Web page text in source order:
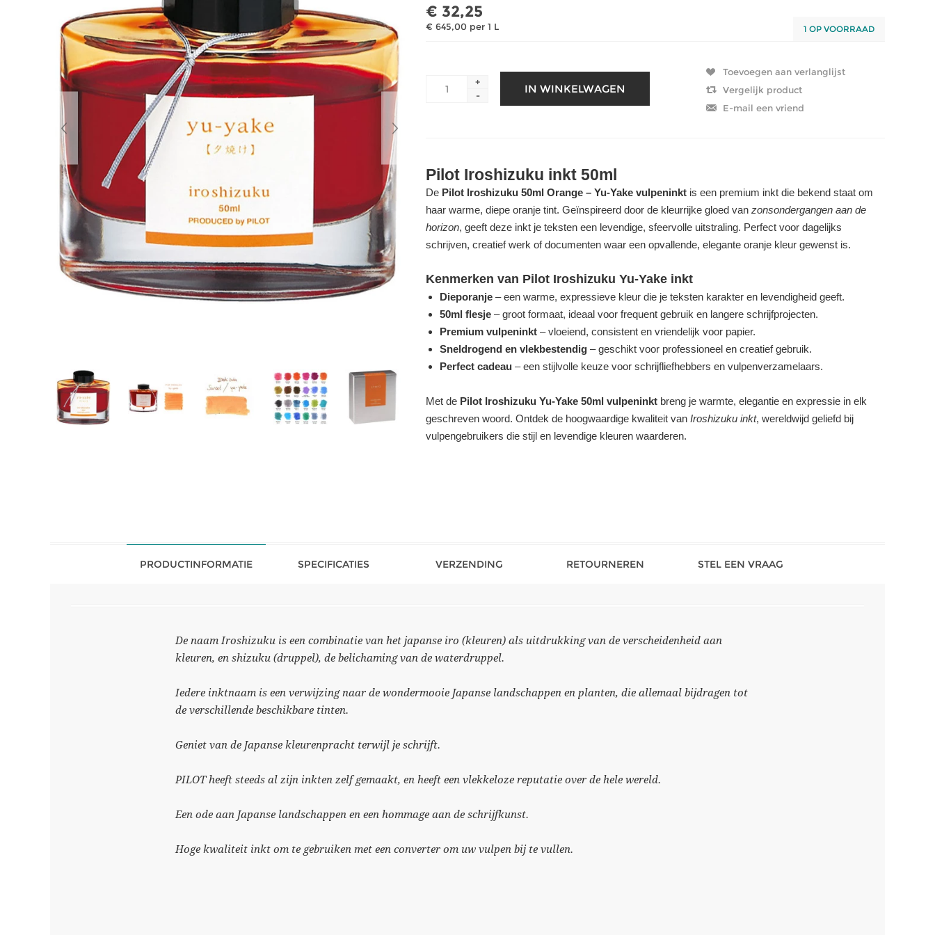
€ 32,25
€ 645,00 per 1 L 1 OP VOORRAAD
+
-
Pilot Iroshizuku inkt 50ml
De Pilot Iroshizuku 50ml Orange – Yu-Yake vulpeninkt is een premium inkt die bekend staat om
haar warme, diepe oranje tint. Geïnspireerd door de kleurrijke gloed van zonsondergangen aan de
horizon, geeft deze inkt je teksten een levendige, sfeervolle uitstraling. Perfect voor dagelijks
schrijven, creatief werk of documenten waar een opvallende, elegante oranje kleur gewenst is.
Kenmerken van Pilot Iroshizuku Yu-Yake inkt
Dieporanje – een warme, expressieve kleur die je teksten karakter en levendigheid geeft.
50ml flesje – groot formaat, ideaal voor frequent gebruik en langere schrijfprojecten.
Premium vulpeninkt – vloeiend, consistent en vriendelijk voor papier.
Sneldrogend en vlekbestendig – geschikt voor professioneel en creatief gebruik.
Perfect cadeau – een stijlvolle keuze voor schrijfliefhebbers en vulpenverzamelaars.
Met de Pilot Iroshizuku Yu-Yake 50ml vulpeninkt breng je warmte, elegantie en expressie in elk
geschreven woord. Ontdek de hoogwaardige kwaliteit van Iroshizuku inkt, wereldwijd geliefd bij
vulpengebruikers die stijl en levendige kleuren waarderen.
PRODUCTINFORMATIE SPECIFICATIES VERZENDING RETOURNEREN STEL EEN VRAAG
De naam Iroshizuku is een combinatie van het japanse iro (kleuren) als uitdrukking van de verscheidenheid aan
kleuren, en shizuku (druppel), de belichaming van de waterdruppel.
Iedere inktnaam is een verwijzing naar de wondermooie Japanse landschappen en planten, die allemaal bijdragen tot
de verschillende beschikbare tinten.
Geniet van de Japanse kleurenpracht terwijl je schrijft.
PILOT heeft steeds al zijn inkten zelf gemaakt, en heeft een vlekkeloze reputatie over de hele wereld.
Een ode aan Japanse landschappen en een hommage aan de schrijfkunst.
Hoge kwaliteit inkt om te gebruiken met een converter om uw vulpen bij te vullen.